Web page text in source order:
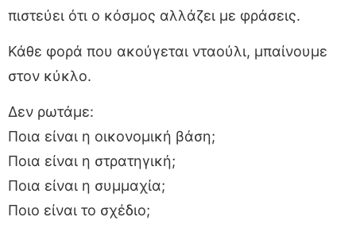
πιστεύει ότι ο κόσμος αλλάζει με φράσεις.
Κάθε φορά που ακούγεται νταούλι, μπαίνουμε
στον κύκλο.
Δεν ρωτάμε:
Ποια είναι η οικονομική βάση;
Ποια είναι η στρατηγική;
Ποια είναι η συμμαχία;
Ποιο είναι το σχέδιο;